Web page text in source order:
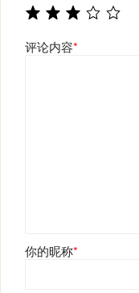
评论内容*
你的昵称*